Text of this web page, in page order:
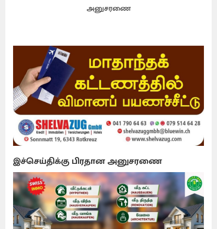
அனுசரணை
இச்செய்திக்கு பிரதான அனுசரணை